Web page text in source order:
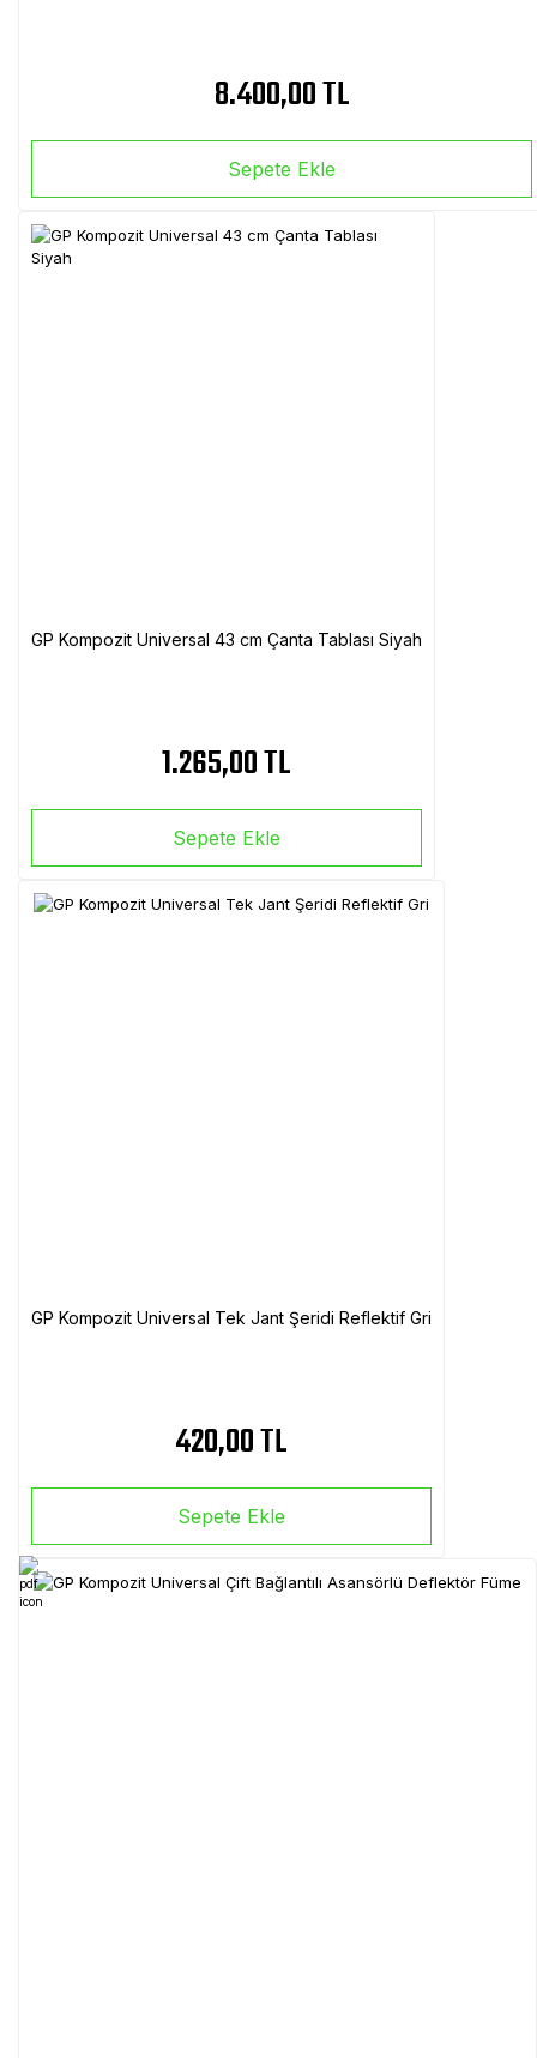
8.400,00 TL
Sepete Ekle
GP Kompozit Universal 43 cm Çanta Tablası Siyah
1.265,00 TL
Sepete Ekle
GP Kompozit Universal Tek Jant Şeridi Reflektif Gri
420,00 TL
Sepete Ekle